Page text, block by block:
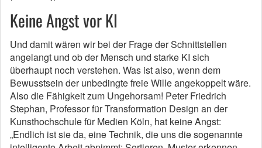
Keine Angst vor KI
Und damit wären wir bei der Frage der Schnittstellen
angelangt und ob der Mensch und starke KI sich
überhaupt noch verstehen. Was ist also, wenn dem
Bewusstsein der unbedingte freie Wille angekoppelt wäre.
Also die Fähigkeit zum Ungehorsam! Peter Friedrich
Stephan, Professor für Transformation Design an der
Kunsthochschule für Medien Köln, hat keine Angst:
„Endlich ist sie da, eine Technik, die uns die sogenannte